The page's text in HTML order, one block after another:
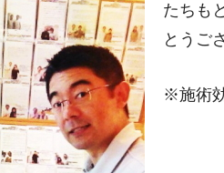
たちも
とうご
※施術